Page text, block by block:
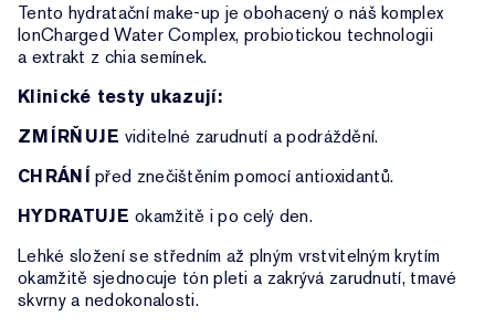
Tento hydratační make-up je obohacený o náš komplex
IonCharged Water Complex, probiotickou technologii
a extrakt z chia semínek.
Klinické testy ukazují:
ZMÍRŇUJE viditelné zarudnutí a podráždění.
CHRÁNÍ před znečištěním pomocí antioxidantů.
HYDRATUJE okamžitě i po celý den.
Lehké složení se středním až plným vrstvitelným krytím
okamžitě sjednocuje tón pleti a zakrývá zarudnutí, tmavé
skvrny a nedokonalosti.